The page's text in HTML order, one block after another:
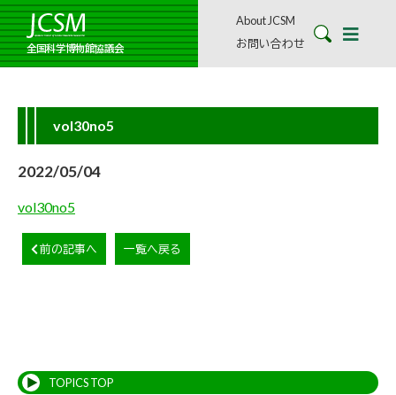
全国科学博物館協議会
About JCSM
お問い合わせ
vol30no5
2022/05/04
vol30no5
前の記事へ 一覧へ戻る
TOPICS TOP